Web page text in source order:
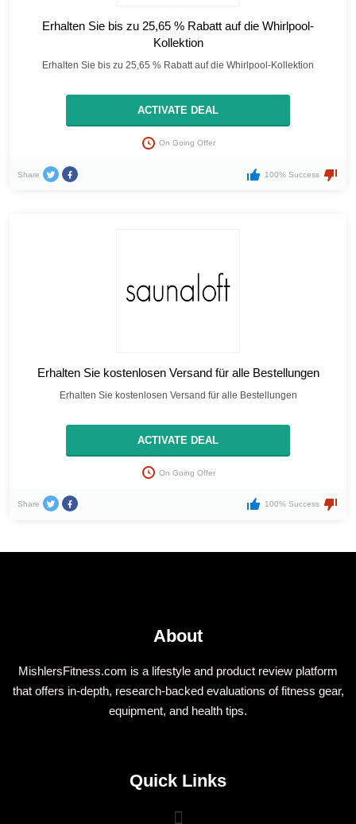
Erhalten Sie bis zu 25,65 % Rabatt auf die Whirlpool-
Kollektion
Erhalten Sie bis zu 25,65 % Rabatt auf die Whirlpool-Kollektion
ACTIVATE DEAL
On Going Offer
Share 100% Success
Erhalten Sie kostenlosen Versand für alle Bestellungen
Erhalten Sie kostenlosen Versand für alle Bestellungen
ACTIVATE DEAL
On Going Offer
Share 100% Success
About
MishlersFitness.com is a lifestyle and product review platform
that offers in-depth, research-backed evaluations of fitness gear,
equipment, and health tips.
Quick Links